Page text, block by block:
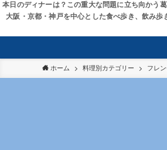
本日のディナーは？この重大な問題に立ち向かう葛
大阪・京都・神戸を中心とした食べ歩き、飲み歩
ホーム 料理別カテゴリー フレ